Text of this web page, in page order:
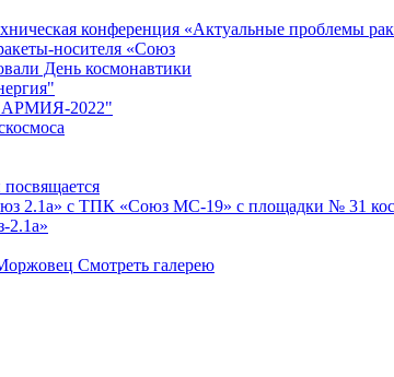
конференция «Актуальные проблемы
носителя «Союз
День космонавтики
2022"
2.1а» с ТПК «Союз МС-19» с площадки № 31
2.1а»
Смотреть галерею